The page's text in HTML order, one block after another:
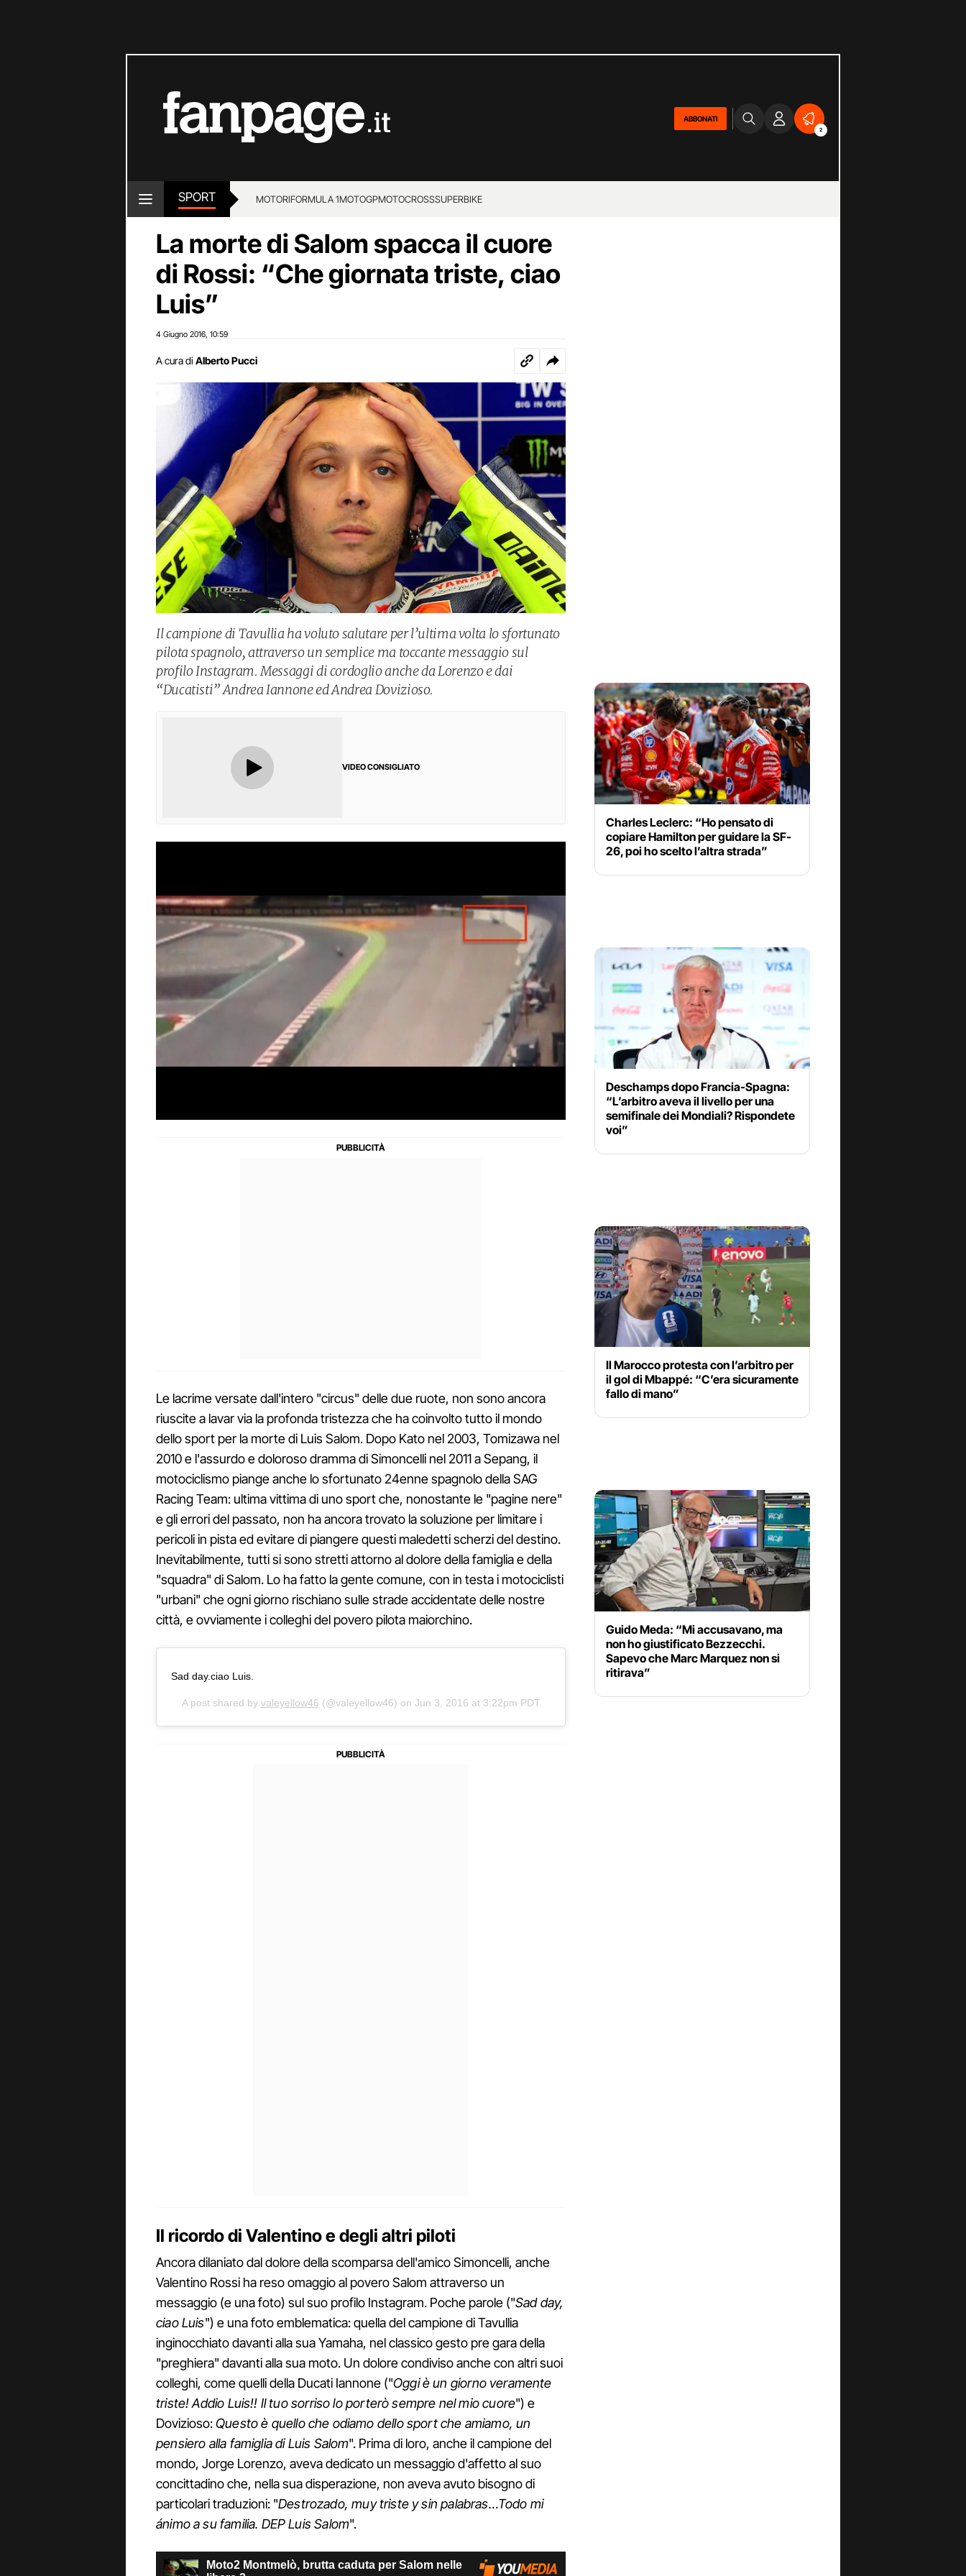
ABBONATI
2
SPORT MOTORIFORMULA 1MOTOGPMOTOCROSSSUPERBIKE
La morte di Salom spacca il cuore
di Rossi: “Che giornata triste, ciao
Luis”
4 Giugno 2016 10:59
A cura di Alberto Pucci
Il campione di Tavullia ha voluto salutare per l’ultima volta lo sfortunato
pilota spagnolo, attraverso un semplice ma toccante messaggio sul
profilo Instagram. Messaggi di cordoglio anche da Lorenzo e dai
“Ducatisti” Andrea Iannone ed Andrea Dovizioso.
VIDEO CONSIGLIATO
Le lacrime versate dall'intero "circus" delle due ruote, non sono ancora
riuscite a lavar via la profonda tristezza che ha coinvolto tutto il mondo
dello sport per la morte di Luis Salom. Dopo Kato nel 2003, Tomizawa nel
2010 e l'assurdo e doloroso dramma di Simoncelli nel 2011 a Sepang, il
motociclismo piange anche lo sfortunato 24enne spagnolo della SAG
Racing Team: ultima vittima di uno sport che, nonostante le "pagine nere"
e gli errori del passato, non ha ancora trovato la soluzione per limitare i
pericoli in pista ed evitare di piangere questi maledetti scherzi del destino.
Inevitabilmente, tutti si sono stretti attorno al dolore della famiglia e della
"squadra" di Salom. Lo ha fatto la gente comune, con in testa i motociclisti
"urbani" che ogni giorno rischiano sulle strade accidentate delle nostre
città, e ovviamente i colleghi del povero pilota maiorchino.
Sad day.ciao Luis.
A post shared by valeyellow46 (@valeyellow46) on Jun 3, 2016 at 3:22pm PDT
Il ricordo di Valentino e degli altri piloti
Ancora dilaniato dal dolore della scomparsa dell'amico Simoncelli, anche
Valentino Rossi ha reso omaggio al povero Salom attraverso un
messaggio (e una foto) sul suo profilo Instagram. Poche parole ("Sad day,
ciao Luis") e una foto emblematica: quella del campione di Tavullia
inginocchiato davanti alla sua Yamaha, nel classico gesto pre gara della
"preghiera" davanti alla sua moto. Un dolore condiviso anche con altri suoi
colleghi, come quelli della Ducati Iannone ("Oggi è un giorno veramente
triste! Addio Luis!! Il tuo sorriso lo porterò sempre nel mio cuore") e
Dovizioso:Questo è quello che odiamo dello sport che amiamo, un
pensiero alla famiglia di Luis Salom". Prima di loro, anche il campione del
mondo, Jorge Lorenzo, aveva dedicato un messaggio d'affetto al suo
concittadino che, nella sua disperazione, non aveva avuto bisogno di
particolari traduzioni: "Destrozado, muy triste y sin palabras…Todo mi
ánimo a su familia. DEP Luis Salom".
Charles Leclerc: “Ho pensato di
copiare Hamilton per guidare la SF-
26, poi ho scelto l’altra strada”
Deschamps dopo Francia-Spagna:
“L’arbitro aveva il livello per una
semifinale dei Mondiali? Rispondete
voi”
Il Marocco protesta con l’arbitro per
il gol di Mbappé: “C’era sicuramente
fallo di mano”
Guido Meda: “Mi accusavano, ma
non ho giustificato Bezzecchi.
Sapevo che Marc Marquez non si
ritirava”